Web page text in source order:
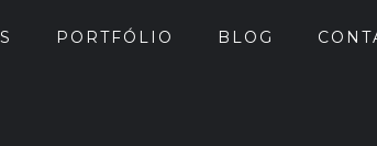
PORTFÓLIO BLOG